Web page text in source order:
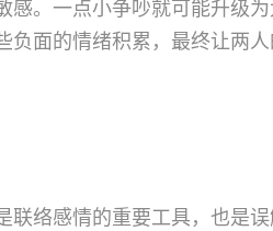
感。一点小争吵就可能升级
负面的情绪积累，最终让两
联络感情的重要工具，也是